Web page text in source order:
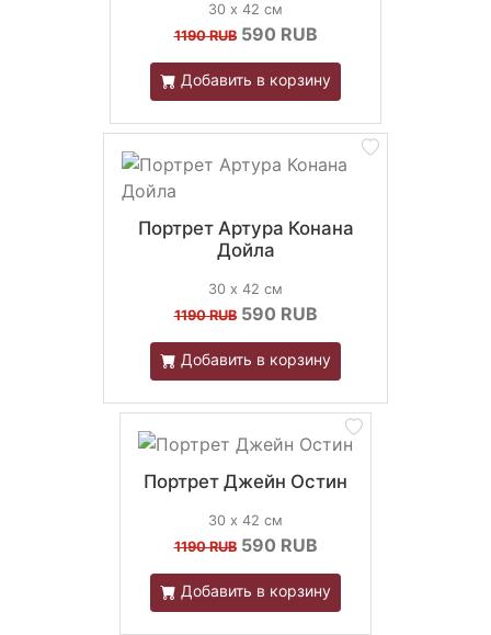
30 х 42 см
1190 RUB 590 RUB
Добавить в корзину
Портрет Артура Конана
Дойла
30 х 42 см
1190 RUB 590 RUB
Добавить в корзину
Портрет Джейн Остин
30 х 42 см
1190 RUB 590 RUB
Добавить в корзину